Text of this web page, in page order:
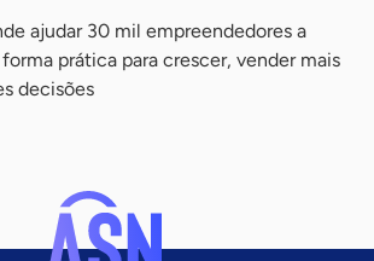
ajudar 30 mil empreendedores a
prática para crescer, vender mais
decisões